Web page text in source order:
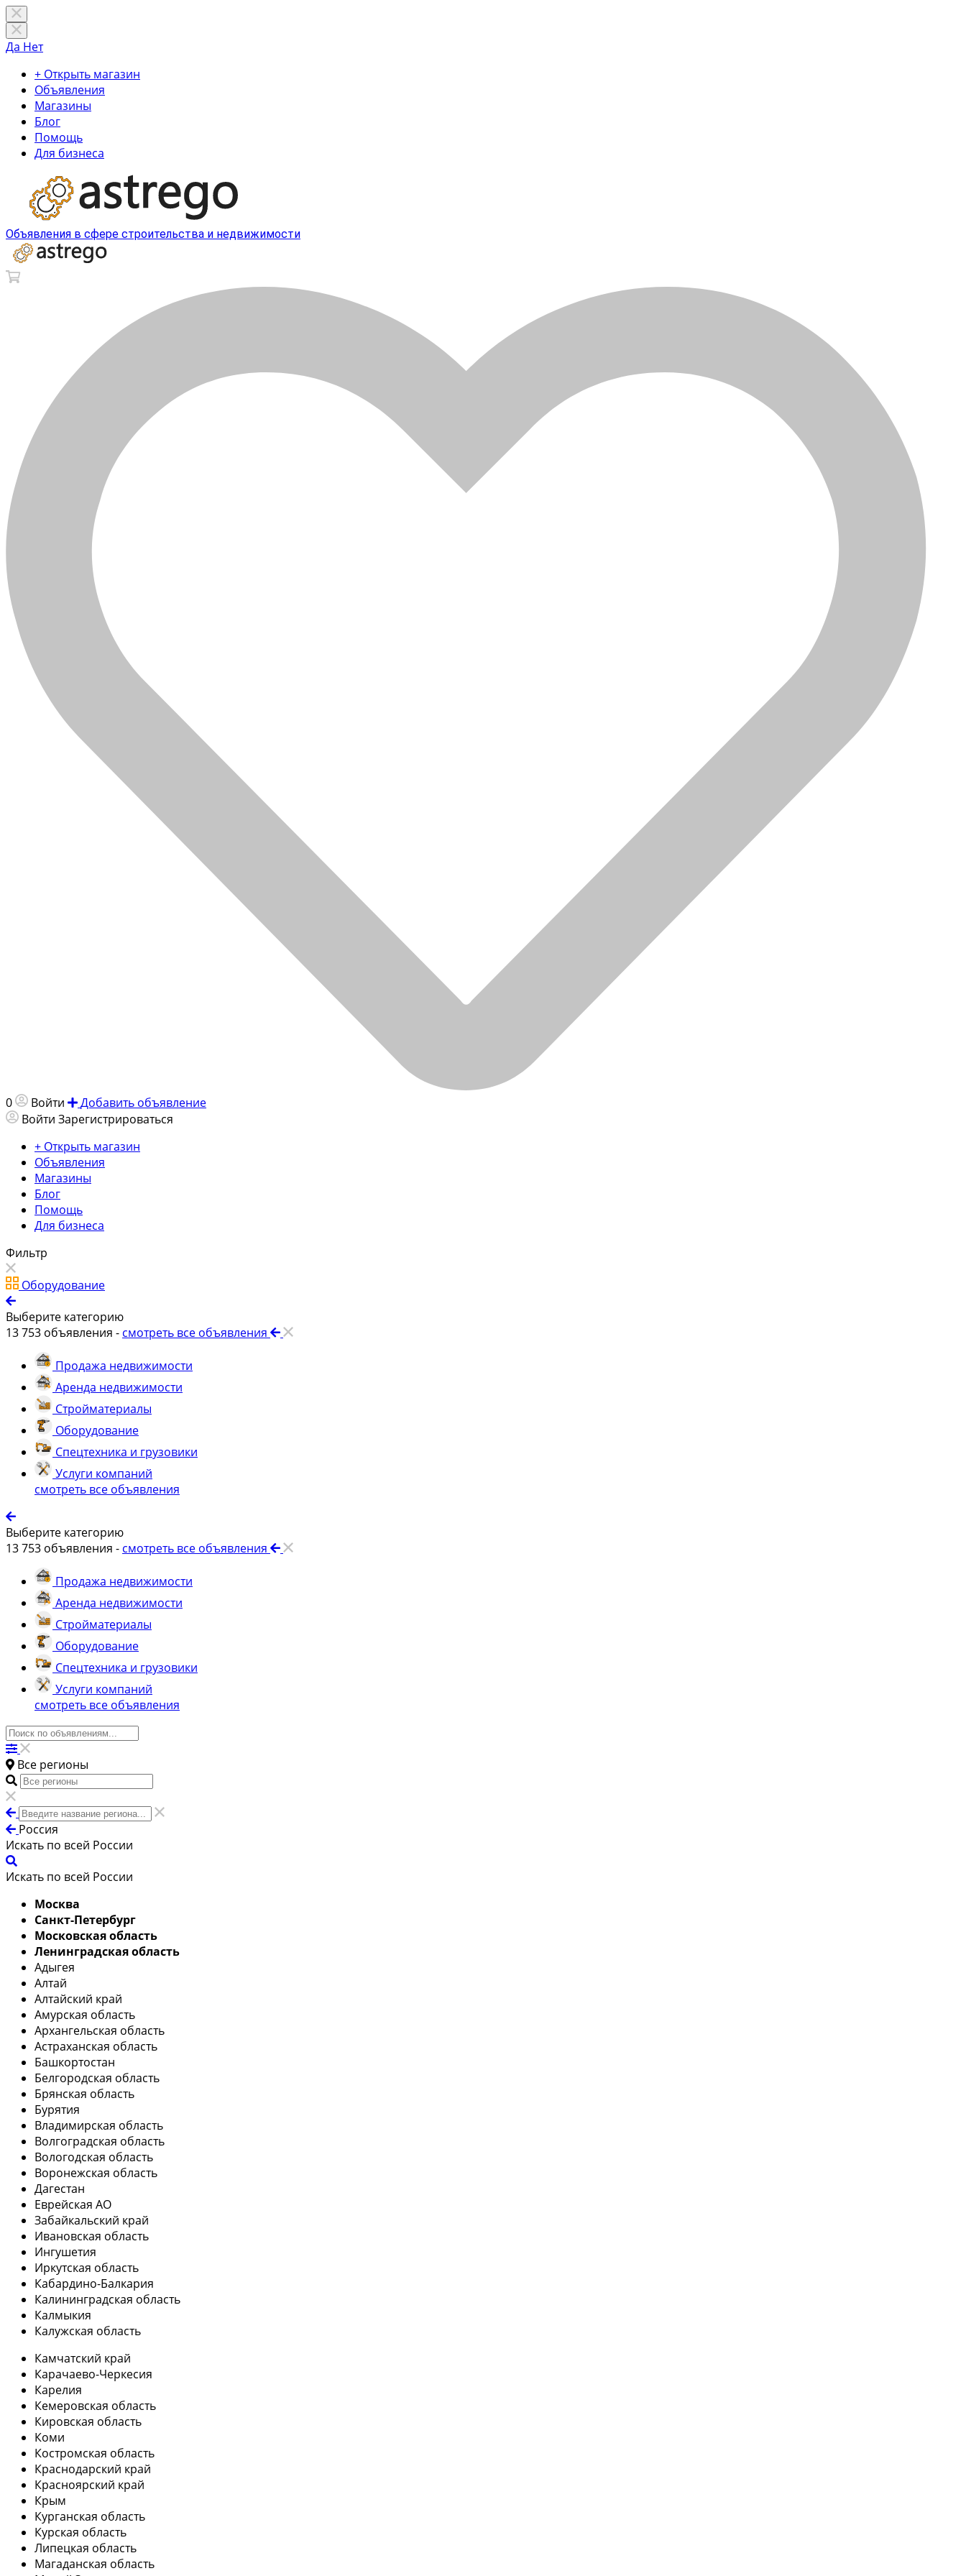
Да Нет
+ Открыть магазин
Объявления
Магазины
Блог
Помощь
Для бизнеса
Объявления в сфере строительства и недвижимости
0 Войти
Добавить объявление
Войти Зарегистрироваться
+ Открыть магазин
Объявления
Магазины
Блог
Помощь
Для бизнеса
Фильтр
Оборудование
Выберите категорию
13 753 объявления - смотреть все объявления
Продажа недвижимости
Аренда недвижимости
Стройматериалы
Оборудование
Спецтехника и грузовики
Услуги компаний
смотреть все объявления
Выберите категорию
13 753 объявления - смотреть все объявления
Продажа недвижимости
Аренда недвижимости
Стройматериалы
Оборудование
Спецтехника и грузовики
Услуги компаний
смотреть все объявления
Все регионы
Россия
Искать по всей России
Искать по всей России
Москва
Санкт-Петербург
Московская область
Ленинградская область
Адыгея
Алтай
Алтайский край
Амурская область
Архангельская область
Астраханская область
Башкортостан
Белгородская область
Брянская область
Бурятия
Владимирская область
Волгоградская область
Вологодская область
Воронежская область
Дагестан
Еврейская АО
Забайкальский край
Ивановская область
Ингушетия
Иркутская область
Кабардино-Балкария
Калининградская область
Калмыкия
Калужская область
Камчатский край
Карачаево-Черкесия
Карелия
Кемеровская область
Кировская область
Коми
Костромская область
Краснодарский край
Красноярский край
Крым
Курганская область
Курская область
Липецкая область
Магаданская область